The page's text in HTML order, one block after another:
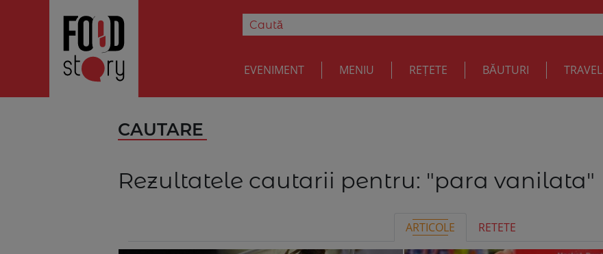
EVENIMENT MENIU REȚETE BĂUTURI TRAVEL
CAUTARE
Rezultatele cautarii pentru: "para vanilata"
ARTICOLE RETETE